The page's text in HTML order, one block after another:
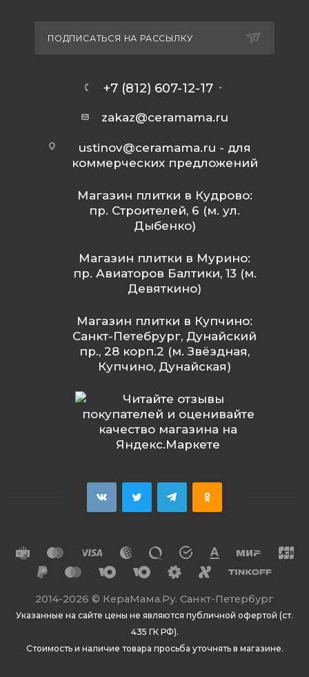
ПОДПИСАТЬСЯ НА РАССЫЛКУ
+7 (812) 607-12-17
zakaz@ceramama.ru
ustinov@ceramama.ru - для
коммерческих предложений
Магазин плитки в Кудрово:
пр. Строителей, 6 (м. ул.
Дыбенко)
Магазин плитки в Мурино:
пр. Авиаторов Балтики, 13 (м.
Девяткино)
Магазин плитки в Купчино:
Санкт-Петебрург, Дунайский
пр., 28 корп.2 (м. Звёздная,
Купчино, Дунайская)
2014-2026 © КераМама.Ру. Санкт-Петербург
Указанные на сайте цены не являются публичной офертой (ст.
435 ГК РФ).
Стоимость и наличие товара просьба уточнять в магазине.